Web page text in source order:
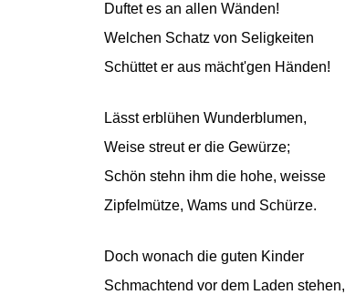
Duftet es an allen Wänden!
Welchen Schatz von Seligkeiten
Schüttet er aus mächt'gen Händen!
Lässt erblühen Wunderblumen,
Weise streut er die Gewürze;
Schön stehn ihm die hohe, weisse
Zipfelmütze, Wams und Schürze.
Doch wonach die guten Kinder
Schmachtend vor dem Laden stehen,